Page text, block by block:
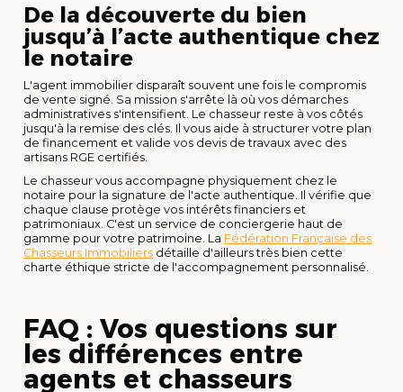
De la découverte du bien
jusqu’à l’acte authentique chez
le notaire
L'agent immobilier disparaît souvent une fois le compromis
de vente signé. Sa mission s'arrête là où vos démarches
administratives s'intensifient. Le chasseur reste à vos côtés
jusqu'à la remise des clés. Il vous aide à structurer votre plan
de financement et valide vos devis de travaux avec des
artisans RGE certifiés.
Le chasseur vous accompagne physiquement chez le
notaire pour la signature de l'acte authentique. Il vérifie que
chaque clause protège vos intérêts financiers et
patrimoniaux. C'est un service de conciergerie haut de
gamme pour votre patrimoine. La Fédération Française des
Chasseurs Immobiliers détaille d'ailleurs très bien cette
charte éthique stricte de l'accompagnement personnalisé.
FAQ : Vos questions sur
les différences entre
agents et chasseurs